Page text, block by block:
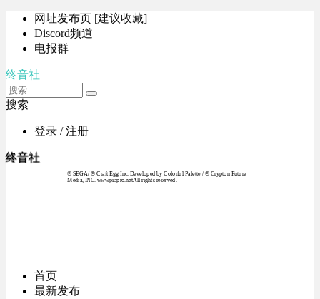
网址发布页 [建议收藏]
Discord频道
电报群
终音社
搜索
登录 / 注册
终音社
© SEGA / © Craft Egg Inc. Developed by Colorful Palette / © Crypton Future
Media, INC. www.piapro.netAll rights reserved.
首页
最新发布